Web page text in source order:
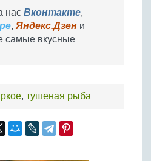
нас Вконтакте,
, Яндекс.Дзен и
самые вкусные
, тушеная рыба